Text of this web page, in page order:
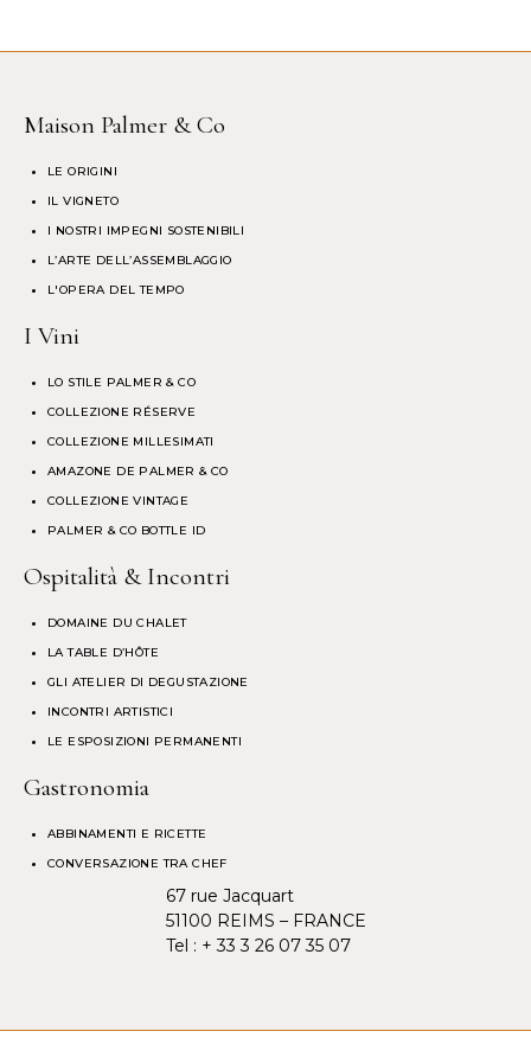
Maison Palmer & Co
LE ORIGINI
IL VIGNETO
I NOSTRI IMPEGNI SOSTENIBILI
L’ARTE DELL’ASSEMBLAGGIO
L'OPERA DEL TEMPO
I Vini
LO STILE PALMER & CO
COLLEZIONE RÉSERVE
COLLEZIONE MILLESIMATI
AMAZONE DE PALMER & CO
COLLEZIONE VINTAGE
PALMER & CO BOTTLE ID
Ospitalità & Incontri
DOMAINE DU CHALET
LA TABLE D’HÔTE
GLI ATELIER DI DEGUSTAZIONE
INCONTRI ARTISTICI
LE ESPOSIZIONI PERMANENTI
Gastronomia
ABBINAMENTI E RICETTE
CONVERSAZIONE TRA CHEF
67 rue Jacquart
51100 REIMS – FRANCE
Tel : + 33 3 26 07 35 07